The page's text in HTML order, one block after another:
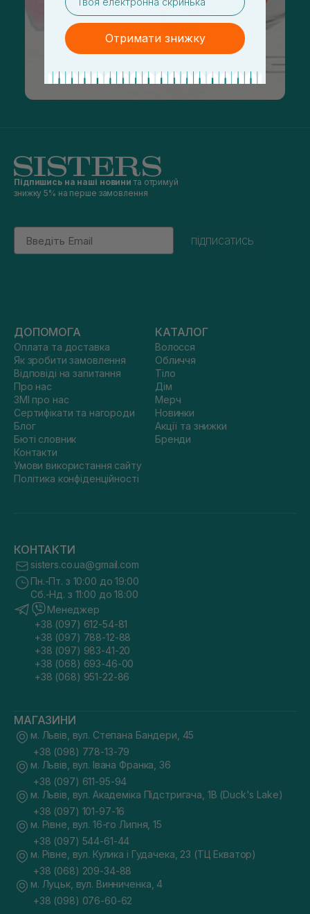
Підпишись на наші новини та отримуй
знижку 5% на перше замовлення
Email
підписатись
ДОПОМОГА
Оплата та доставка
Як зробити замовлення
Відповіді на запитання
Про нас
ЗМІ про нас
Сертифікати та нагороди
Блог
Бюті словник
Контакти
Умови використання сайту
Політика конфіденційності
КАТАЛОГ
Волосся
Обличчя
Тіло
Дім
Мерч
Новинки
Акції та знижки
Бренди
КОНТАКТИ
sisters.co.ua@gmail.com
Пн.-Пт. з 10:00 до 19:00
Сб.-Нд. з 11:00 до 18:00
Менеджер
+38 (097) 612-54-81
+38 (097) 788-12-88
+38 (097) 983-41-20
+38 (068) 693-46-00
+38 (068) 951-22-86
МАГАЗИНИ
м. Львів, вул. Степана Бандери, 45
+38 (098) 778-13-79
м. Львів, вул. Івана Франка, 36
+38 (097) 611-95-94
м. Львів, вул. Академіка Підстригача, 1В (Duck's Lake)
+38 (097) 101-97-16
м. Рівне, вул. 16-го Липня, 15
+38 (097) 544-61-44
м. Рівне, вул. Кулика і Гудачека, 23 (ТЦ Екватор)
+38 (068) 209-34-88
м. Луцьк, вул. Винниченка, 4
+38 (098) 076-60-62
Отримати знижку